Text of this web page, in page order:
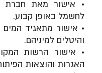
• אישור מאת חברת
לחשמל באופן קבוע.
• אישור מתאגיד המים
והיטלים למיניהם.
• אישור הרשות
האגרות והוצאות